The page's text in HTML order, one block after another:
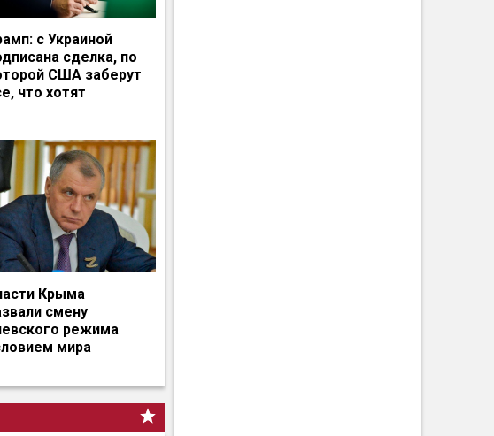
с Украиной
сделка, по
США заберут
что хотят
Крыма
смену
режима
мира